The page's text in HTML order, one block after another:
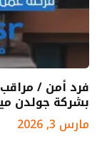
فرد أمن /
بشركة جولدن
مارس 3, 2026